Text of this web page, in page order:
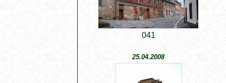
041
25.04.2008